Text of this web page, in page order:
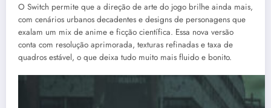
O Switch permite que a direção de arte do jogo brilhe ainda mais,
com cenários urbanos decadentes e designs de personagens que
exalam um mix de anime e ficção científica. Essa nova versão
conta com resolução aprimorada, texturas refinadas e taxa de
quadros estável, o que deixa tudo muito mais fluido e bonito.